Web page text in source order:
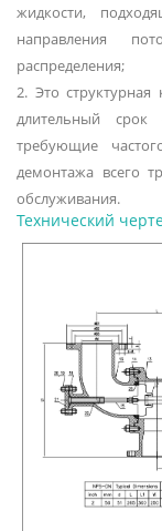
жидкости,
направления
распределения;
2. Это
длительный
требующие
демонтажа всего
обслуживания.
Технический